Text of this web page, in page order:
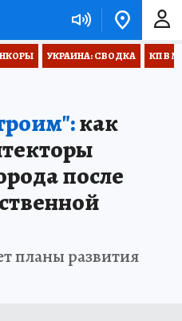
УКРАИНА: СВОДКА КП В
как
после
планы развития